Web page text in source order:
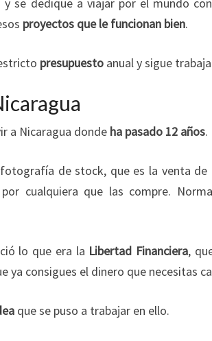
y se dedique a viajar por el mundo
proyectos que le funcionan bien.
presupuesto anual y sigue
a Nicaragua donde ha pasado 12 años.
de stock, que es la venta
cualquiera que las compre.
lo que era la Libertad Financiera,
ya consigues el dinero que necesitas
que se puso a trabajar en ello.